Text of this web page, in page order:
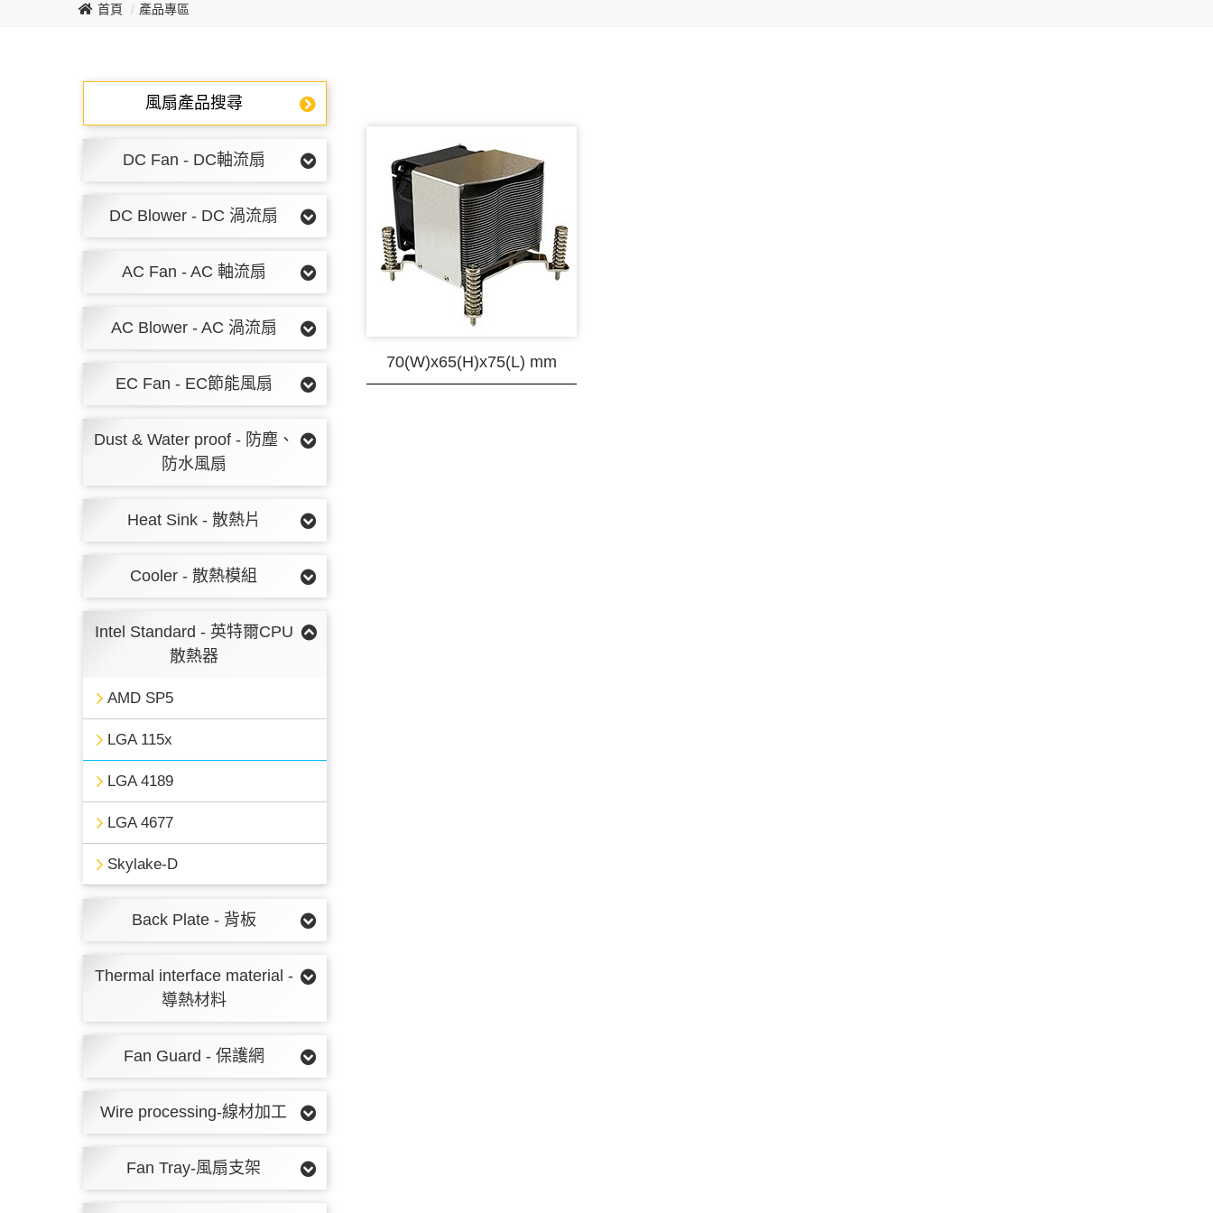
首頁 產品專區
風扇產品搜尋
DC Fan - DC軸流扇
DC Blower - DC 渦流扇
AC Fan - AC 軸流扇
AC Blower - AC 渦流扇
EC Fan - EC節能風扇
Dust & Water proof - 防塵、
防水風扇
Heat Sink - 散熱片
Cooler - 散熱模組
Intel Standard - 英特爾CPU
散熱器
AMD SP5
LGA 115x
LGA 4189
LGA 4677
Skylake-D
Back Plate - 背板
Thermal interface material -
導熱材料
Fan Guard - 保護網
Wire processing-線材加工
Fan Tray-風扇支架
70(W)x65(H)x75(L) mm